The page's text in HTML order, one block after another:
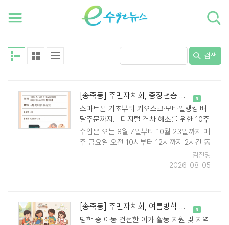
검색
[송죽동] 주민자치회, 중장년층 대상 맞춤형 『디지털문해 프로그램』 운영
스마트폰 기초부터 키오스크·모바일뱅킹·배
달주문까지… 디지털 격차 해소를 위한 10주
간의 도전
수업은 오는 8월 7일부터 10월 23일까지 매
주 금요일 오전 10시부터 12시까지 2시간 동
안 송죽동 행정복지센터 3층 세미나실에서
총 10차시 과정(주 1회)으로 진행된다. ..
김진영
2026-08-05
[송죽동] 주민자치회, 여름방학 맞이 아동 공예 프로그램 『슬기로운 방학생활..
방학 중 아동 건전한 여가 활동 지원 및 지역